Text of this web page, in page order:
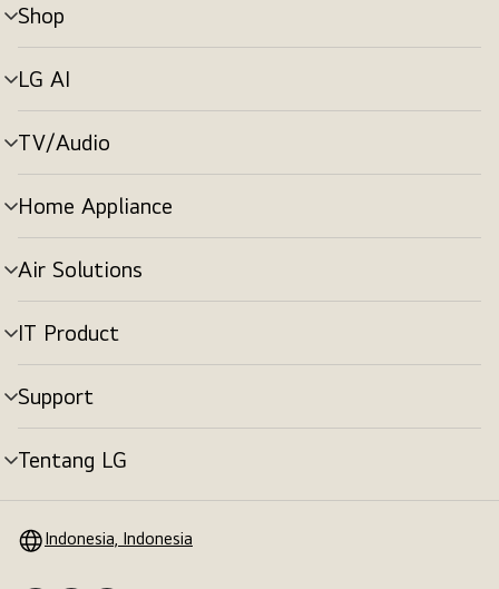
Shop
tombol
menu
LG AI
tombol
menu
TV/Audio
tombol
menu
Home Appliance
tombol
menu
Air Solutions
tombol
menu
IT Product
tombol
menu
Support
tombol
menu
Tentang LG
tombol
Indonesia, Indonesia